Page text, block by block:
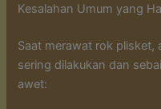
Kesalahan Umum yang
Saat merawat rok plisket,
sering dilakukan dan
awet: